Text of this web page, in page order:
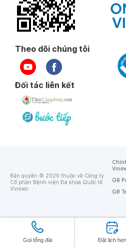
Gọi tổng đài Đặt lịch hẹn
Theo dõi chúng tôi
Đối tác liên kết
Bản quyền © 2026 thuộc về Công ty
Cổ phần Bệnh viện Đa khoa Quốc tế
Vinmec
GR
GR